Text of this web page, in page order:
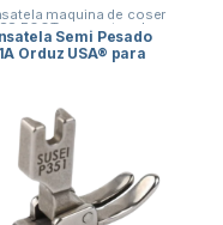
maquina de coser
FOOT, repuestos de
de coser
Semi Pesado
Orduz USA® para